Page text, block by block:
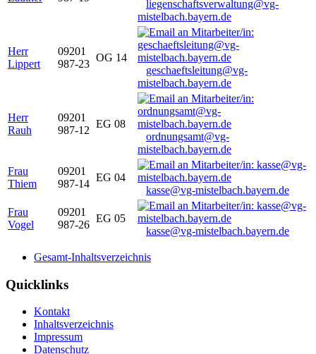
liegenschaftsverwaltung@vg-
mistelbach.bayern.de
Herr
Lippert
09201
987-23
OG 14
geschaeftsleitung@vg-
mistelbach.bayern.de
Herr
Rauh
09201
987-12
EG 08
ordnungsamt@vg-
mistelbach.bayern.de
Frau
Thiem
09201
987-14
EG 04
kasse@vg-mistelbach.bayern.de
Frau
Vogel
09201
987-26
EG 05
kasse@vg-mistelbach.bayern.de
Gesamt-Inhaltsverzeichnis
Quicklinks
Kontakt
Inhaltsverzeichnis
Impressum
Datenschutz